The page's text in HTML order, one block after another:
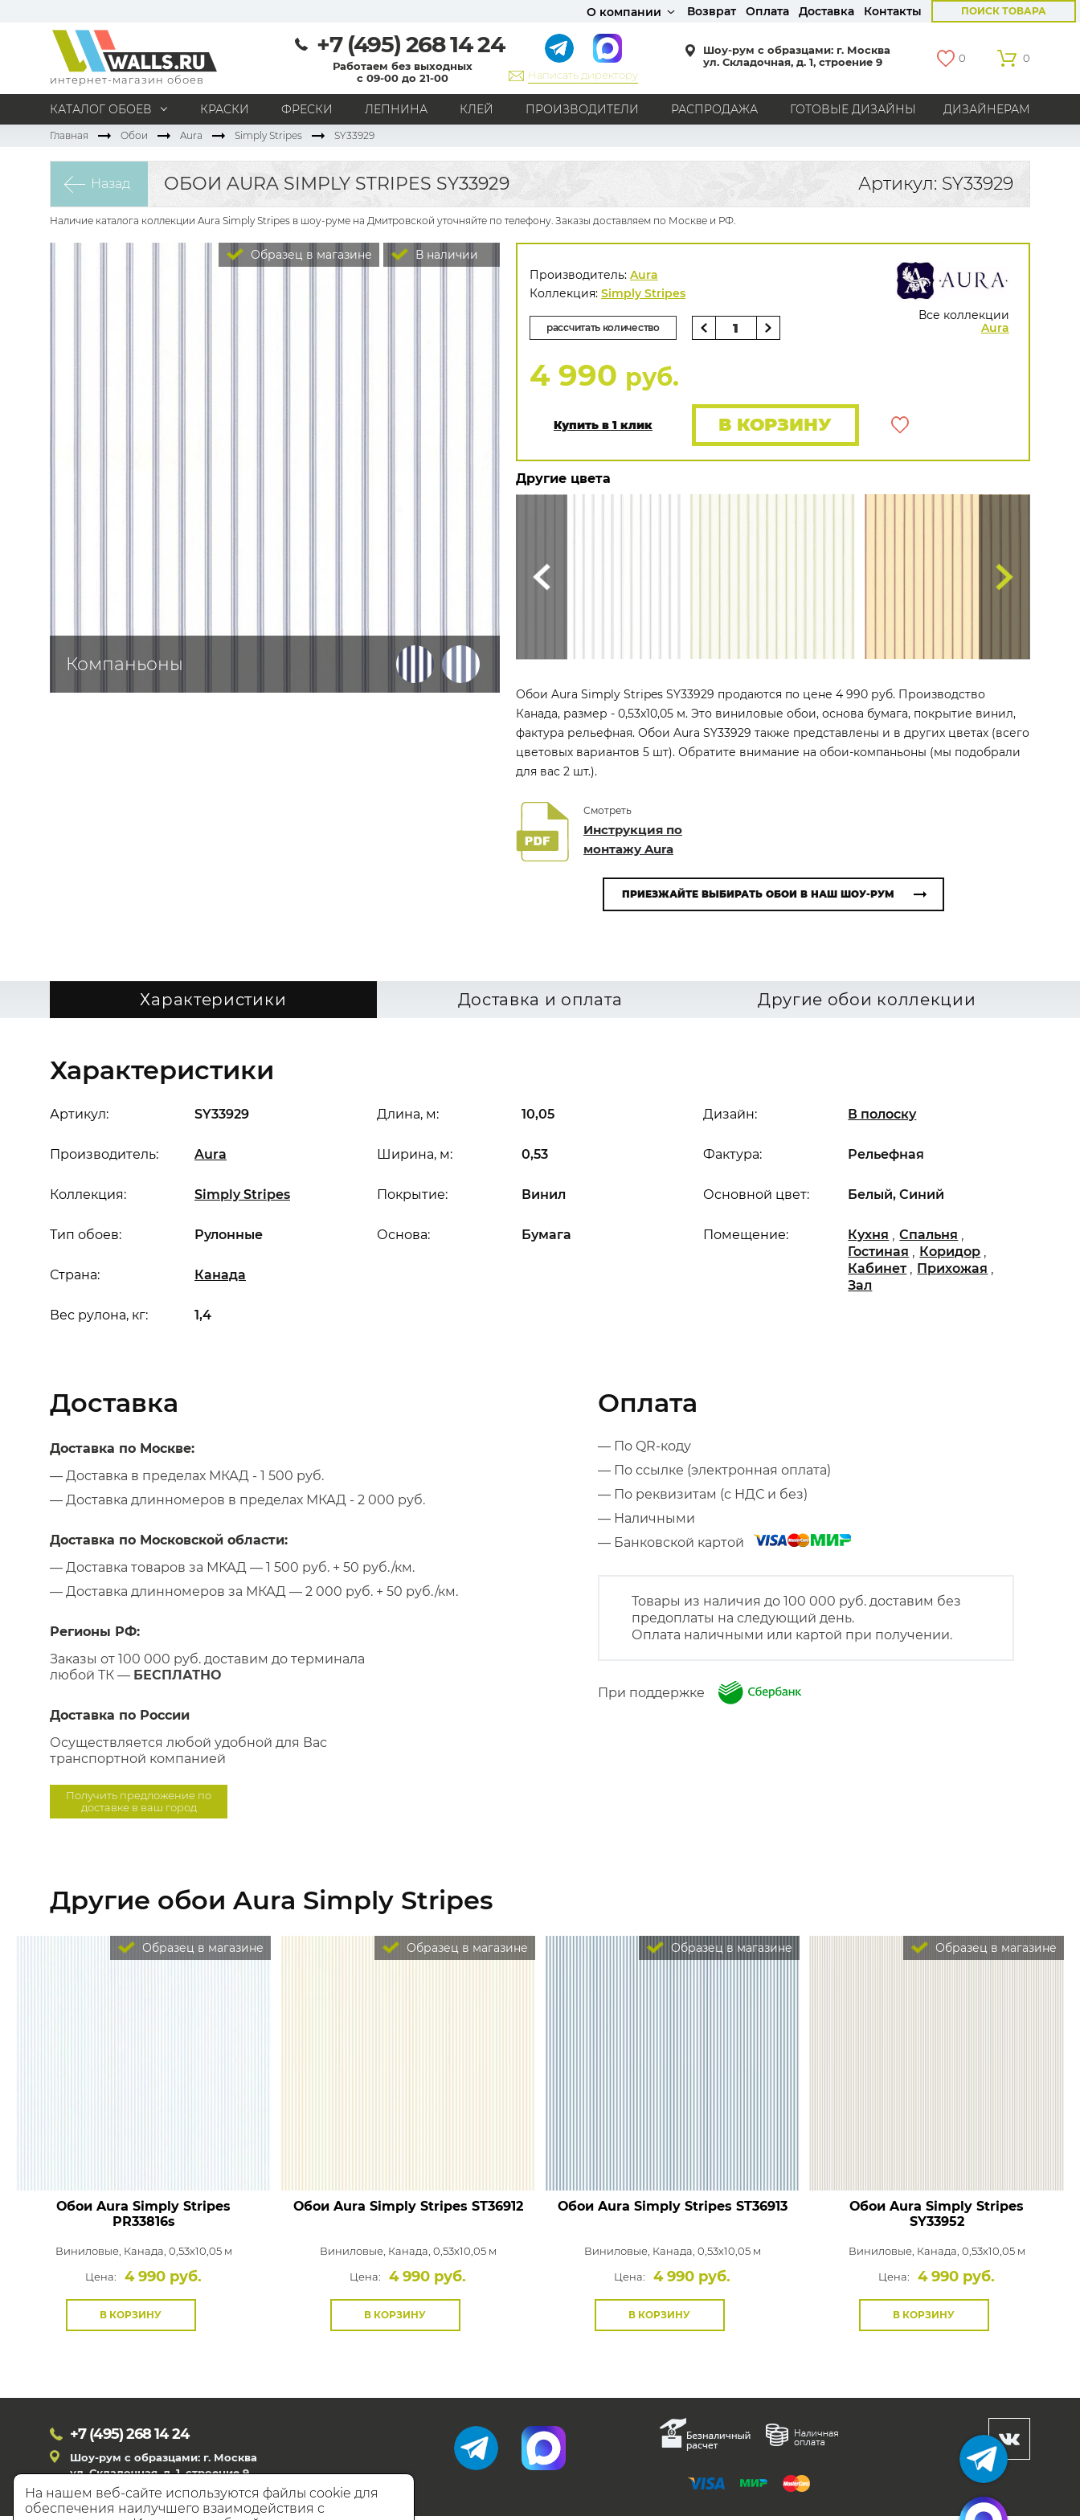
О компании Возврат Оплата Доставка Контакты ПОИСК ТОВАРА
интернет-магазин обоев
+7 (495) 268 14 24
Работаем без выходных
с 09-00 до 21-00
Написать директору
Шоу-рум с образцами: г. Москва
ул. Складочная, д. 1, строение 9
0 0
КАТАЛОГ ОБОЕВ КРАСКИ ФРЕСКИ ЛЕПНИНА КЛЕЙ ПРОИЗВОДИТЕЛИ РАСПРОДАЖА ГОТОВЫЕ ДИЗАЙНЫ ДИЗАЙНЕРАМ
МАТЕРИАЛ
Под покраску
Натуральные
Флизелиновые
Виниловые
Бумажные
Текстильные
Кантри
Модерн Прованс Хай-тек
Лофт
Классика
Английский стиль
Америка
Англия Бельгия
Германия
Голландия
Россия Все страны
ПОМЕЩЕНИЕ
Гостиная
РИСУНОК
Граффити
Карта мира
С надписями
Однотонные
Цветы
Дамаск
Все рисунки
БРЕНДЫ
Aura
Bernardo Bartalucci
Zambaiti
AS Creation
Hygge Roll
ПОКАЗАТЬ ВСЕ ОБОИ
Главная Обои Aura Simply Stripes SY33929
Назад ОБОИ AURA SIMPLY STRIPES SY33929 Артикул: SY33929
Наличие каталога коллекции Aura Simply Stripes в шоу-руме на Дмитровской уточняйте по телефону. Заказы доставляем по Москве и РФ.
В наличии
Образец в магазине
Компаньоны
Все коллекции
Aura
Производитель: Aura
Коллекция: Simply Stripes
рассчитать количество
4 990 руб.
Купить в 1 клик В КОРЗИНУ
Другие цвета
Обои Aura Simply Stripes SY33929 продаются по цене 4 990 руб. Производство
Канада, размер - 0,53x10,05 м. Это виниловые обои, основа бумага, покрытие винил,
фактура рельефная. Обои Aura SY33929 также представлены и в других цветах (всего
цветовых вариантов 5 шт). Обратите внимание на обои-компаньоны (мы подобрали
для вас 2 шт.).
Смотреть
Инструкция по
монтажу Aura
ПРИЕЗЖАЙТЕ ВЫБИРАТЬ ОБОИ В НАШ ШОУ-РУМ
Характеристики Доставка и оплата Другие обои коллекции
Характеристики
Артикул: SY33929
Производитель: Aura
Коллекция: Simply Stripes
Длина, м: 10,05
Ширина, м: 0,53
Вес рулона, кг: 1,4
Основной цвет: Белый, Синий
Дизайн: В полоску
Основа: Бумага
Покрытие: Винил
Помещение: Кухня ,Спальня ,
Гостиная , Коридор ,
Кабинет , Прихожая ,
Зал
Страна: Канада
Тип обоев: Рулонные
Фактура: Рельефная
Доставка
Доставка по Москве:
— Доставка в пределах МКАД - 1 500 руб.
— Доставка длинномеров в пределах МКАД - 2 000 руб.
Доставка по Московской области:
— Доставка товаров за МКАД — 1 500 руб. + 50 руб./км.
— Доставка длинномеров за МКАД — 2 000 руб. + 50 руб./км.
Регионы РФ:
Заказы от 100 000 руб. доставим до терминала
любой ТК — БЕСПЛАТНО
Доставка по России
Осуществляется любой удобной для Вас
транспортной компанией
Получить предложение по
доставке в ваш город
Оплата
— По QR-коду
— По ссылке (электронная оплата)
— По реквизитам (с НДС и без)
— Наличными
— Банковской картой
Товары из наличия до 100 000 руб. доставим без
предоплаты на следующий день.
Оплата наличными или картой при получении.
При поддержке
Другие обои Aura Simply Stripes
Образец в магазине
Обои Aura Simply Stripes
PR33816s
Виниловые, Канада, 0,53x10,05 м
Цена:
4 990 руб.
В КОРЗИНУ
Образец в магазине
Обои Aura Simply Stripes ST36912
Виниловые, Канада, 0,53x10,05 м
Цена:
4 990 руб.
В КОРЗИНУ
Образец в магазине
Обои Aura Simply Stripes ST36913
Виниловые, Канада, 0,53x10,05 м
Цена:
4 990 руб.
В КОРЗИНУ
Образец в магазине
Обои Aura Simply Stripes
SY33952
Виниловые, Канада, 0,53x10,05 м
Цена:
4 990 руб.
В КОРЗИНУ
+7 (495)268 14 24
Шоу-рум с образцами: г. Москва
ул. Складочная, д. 1, строение 9
На нашем веб-сайте используются файлы cookie для
обеспечения наилучшего взаимодействия с